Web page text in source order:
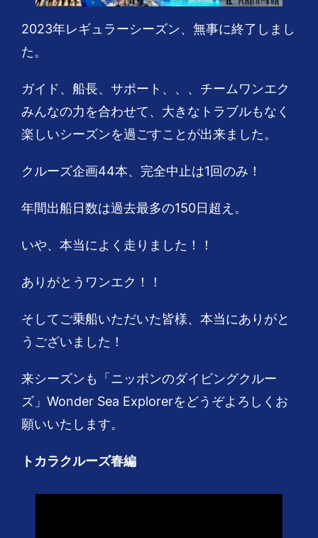
2023年レギュラーシーズン、無事に終了しまし
た。
ガイド、船長、サポート、、、チームワンエク
みんなの力を合わせて、大きなトラブルもなく
楽しいシーズンを過ごすことが出来ました。
クルーズ企画44本、完全中止は1回のみ！
年間出船日数は過去最多の150日超え。
いや、本当によく走りました！！
ありがとうワンエク！！
そしてご乗船いただいた皆様、本当にありがと
うございました！
来シーズンも「ニッポンのダイビングクルー
ズ」Wonder Sea Explorerをどうぞよろしくお
願いいたします。
トカラクルーズ春編